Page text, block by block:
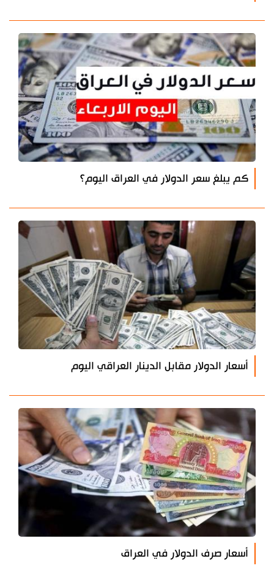
كم يبلغ سعر الدولار في العراق اليوم؟
أسعار الدولار مقابل الدينار العراقي اليوم
أسعار صرف الدولار في العراق